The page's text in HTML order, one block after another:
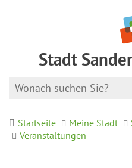
Stadt
Startseite Meine Stadt
Veranstaltungen